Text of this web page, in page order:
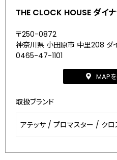
THE CLOCK HOUSE ダイ
〒250-0872
神奈川県 小田原市 中里208 ダイ
0465-47-1101
MAP
取扱ブランド
アテッサ / プロマスター / クロ